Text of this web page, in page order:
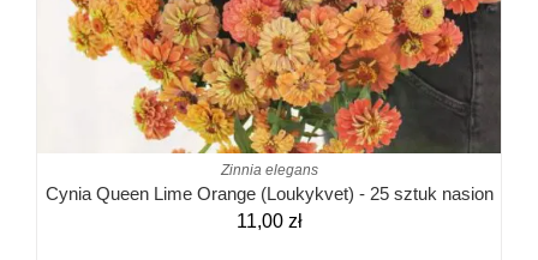
Zinnia elegans
Cynia Queen Lime Orange (Loukykvet) - 25 sztuk nasion
11,00 zł